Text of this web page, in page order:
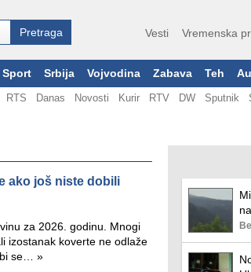
Vesti Vremenska
Sport Srbija Vojvodina Zabava Teh
RTS Danas Novosti Kurir RTV DW Sputnik
ako još niste dobili
za 2026. godinu. Mnogi
izostanak koverte ne odlaže
se… »